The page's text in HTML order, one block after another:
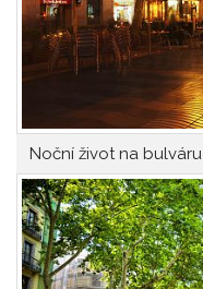
Noční život na bulváru